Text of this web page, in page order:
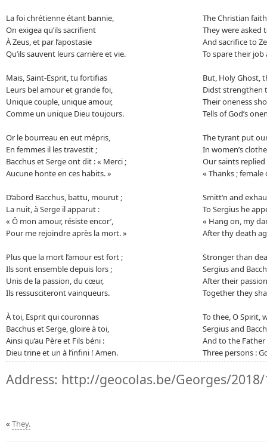
La foi chrétienne étant bannie,
On exigea qu’ils sacrifient
À Zeus, et par l’apostasie
Qu’ils sauvent leurs carrière et vie.
The Christian
They were asked
And sacrifice to
To spare their job
Mais, Saint-Esprit, tu fortifias
Leurs bel amour et grande foi,
Unique couple, unique amour,
Comme un unique Dieu toujours.
But, Holy Ghost,
Didst strengthen
Their oneness
Tells of God’s
Or le bourreau en eut mépris,
En femmes il les travestit ;
Bacchus et Serge ont dit : « Merci ;
Aucune honte en ces habits. »
The tyrant put
In women’s
Our saints
« Thanks ;
D’abord Bacchus, battu, mourut ;
La nuit, à Serge il apparut :
« Ô mon amour, résiste encor’,
Pour me rejoindre après la mort. »
Smitt’n and
To Sergius he
« Hang on, my
After thy death
Plus que la mort l’amour est fort ;
Ils sont ensemble depuis lors ;
Unis de la passion, du cœur,
Ils ressusciteront vainqueurs.
Stronger than
Sergius and
After their
Together they
À toi, Esprit qui couronnas
Bacchus et Serge, gloire à toi,
Ainsi qu’au Père et Fils béni :
Dieu trine et un à l’infini ! Amen.
To thee, O Spirit,
Sergius and
And to the Father
Three persons :
Address: http://geocolas.be/Georges/
« They.